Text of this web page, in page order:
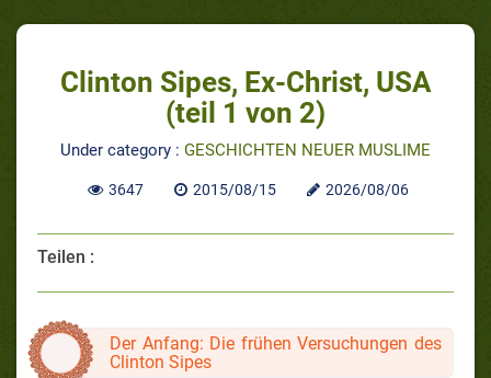
Clinton Sipes, Ex-Christ, USA
(teil 1 von 2)
Under category : GESCHICHTEN NEUER MUSLIME
3647 2015/08/15 2026/08/06
Teilen :
Der Anfang: Die frühen Versuchungen des
Clinton Sipes